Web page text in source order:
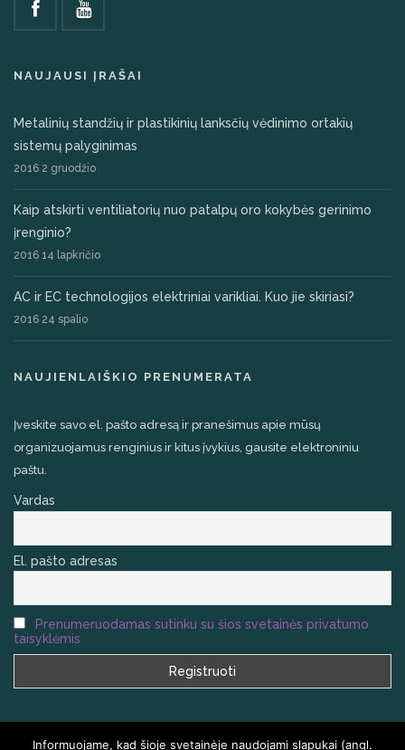
NAUJAUSI ĮRAŠAI
Metalinių standžių ir plastikinių lanksčių vėdinimo ortakių
sistemų palyginimas
2016 2 gruodžio
Kaip atskirti ventiliatorių nuo patalpų oro kokybės gerinimo
įrenginio?
2016 14 lapkričio
AC ir EC technologijos elektriniai varikliai. Kuo jie skiriasi?
2016 24 spalio
NAUJIENLAIŠKIO PRENUMERATA
Įveskite savo el. pašto adresą ir pranešimus apie mūsų
organizuojamus renginius ir kitus įvykius, gausite elektroniniu
paštu.
Vardas
El. pašto adresas
Prenumeruodamas sutinku su šios svetainės privatumo
taisyklėmis
Informuojame, kad šioje svetainėje naudojami slapukai (angl.